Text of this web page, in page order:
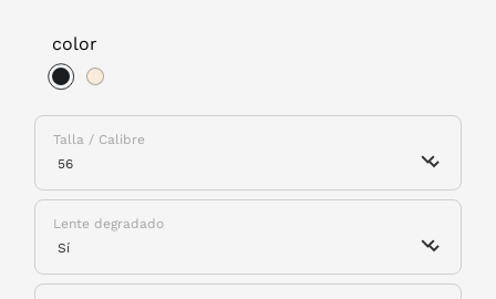
color
Talla / Calibre
Lente degradado